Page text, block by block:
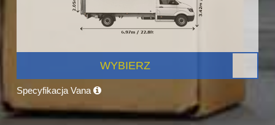
WYBIERZ
Specyfikacja Vana